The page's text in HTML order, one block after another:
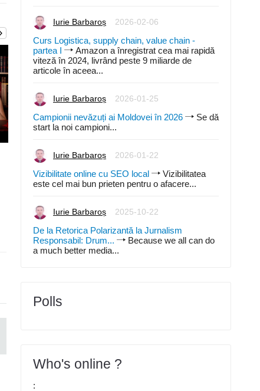
Articole 2026-03-15
Curs Logistica, supply
chain, value chain - partea
Iurie Barbaroș
Articole
Curs Logistica, supply
chain, value chain -
Iurie Barbaroș 2026-02-06
Curs Logistica, supply chain, value chain -
partea I
Amazon a înregistrat cea mai rapidă
viteză în 2024, livrând peste 9 miliarde de
articole în aceea...
Iurie Barbaroș 2026-01-25
Campionii nevăzuți ai Moldovei în 2026
Se dă
start la noi campioni...
Iurie Barbaroș 2026-01-22
Vizibilitate online cu SEO local
Vizibilitatea
este cel mai bun prieten pentru o afacere...
Iurie Barbaroș 2025-10-22
De la Retorica Polarizantă la Jurnalism
Responsabil: Drum...
Because we all can do
a much better media...
Polls
Who's online ?
: